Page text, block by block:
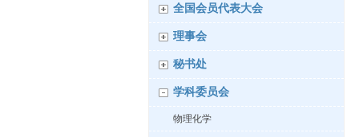
全国会员代表大会
理事会
秘书处
学科委员会
物理化学